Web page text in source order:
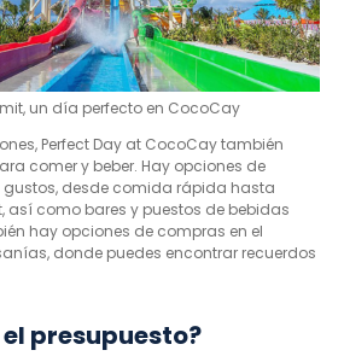
un día perfecto en CocoCay
Perfect Day at CocoCay también
comer y beber. Hay opciones de
desde comida rápida hasta
así como bares y puestos de bebidas
hay opciones de compras en el
donde puedes encontrar recuerdos
presupuesto?